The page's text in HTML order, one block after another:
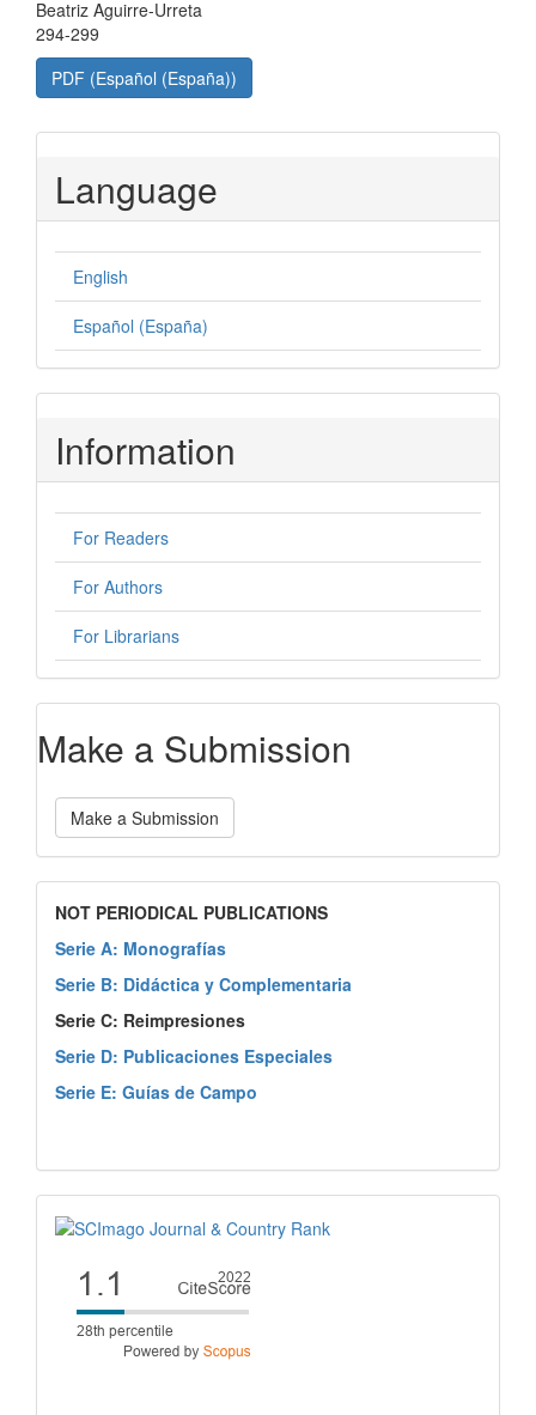
Beatriz Aguirre-Urreta
294-299
PDF (Español (España))
Language
English
Español (España)
Information
For Readers
For Authors
For Librarians
Make a Submission
Make a Submission
NOT PERIODICAL PUBLICATIONS
Serie A: Monografías
Serie B: Didáctica y Complementaria
Serie C: Reimpresiones
Serie D: Publicaciones Especiales
Serie E: Guías de Campo